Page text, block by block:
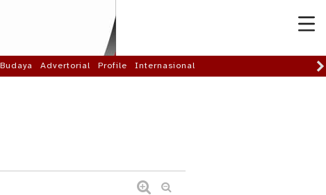
Advertorial Profile Internasional